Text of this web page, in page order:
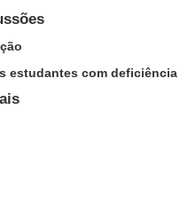
estudantes com deficiência